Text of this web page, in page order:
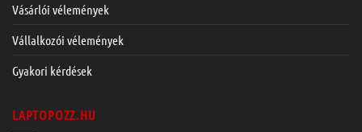
Vásárlói vélemények
Vállalkozói vélemények
Gyakori kérdések
LAPTOPOZZ.HU